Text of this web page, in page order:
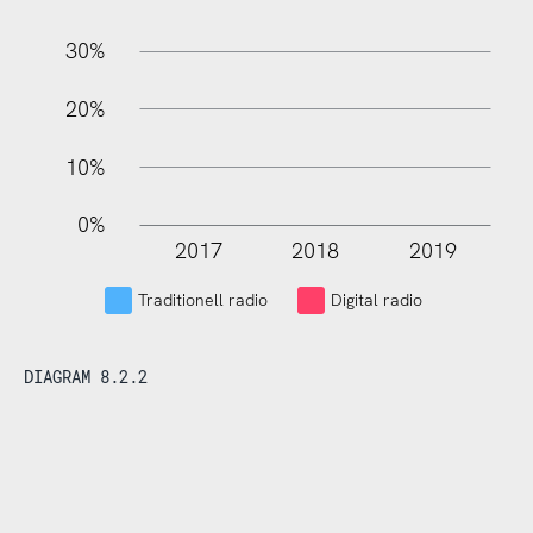
30%
20%
10%
0%
L
2017 2018 2019
Traditionell radio Digital radio
DIAGRAM 8.2.2